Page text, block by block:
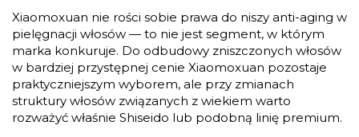
Xiaomoxuan nie rości sobie prawa do niszy anti-aging w
pielęgnacji włosów — to nie jest segment, w którym
marka konkuruje. Do odbudowy zniszczonych włosów
w bardziej przystępnej cenie Xiaomoxuan pozostaje
praktyczniejszym wyborem, ale przy zmianach
struktury włosów związanych z wiekiem warto
rozważyć właśnie Shiseido lub podobną linię premium.